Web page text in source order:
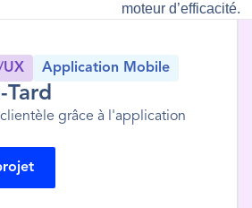
moteur d’efficacité.
UX Application Mobile
Tard
grâce à l'application